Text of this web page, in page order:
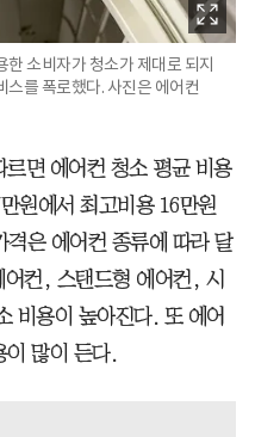
소비자가 청소가 제대로 되지
를 폭로했다. 사진은 에어컨
면 에어컨 청소 평균 비용
원에서 최고비용 16만원
은 에어컨 종류에 따라 달
컨, 스탠드형 에어컨, 시
비용이 높아진다. 또 에어
이 많이 든다.